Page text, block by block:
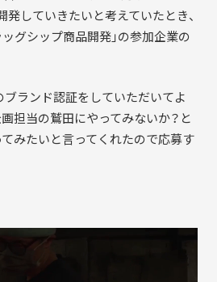
していきたいと考えていたとき、
グシップ商品開発」の参加企業の
ブランド認証をしていただいてよ
担当の鷲田にやってみないか？と
みたいと言ってくれたので応募す